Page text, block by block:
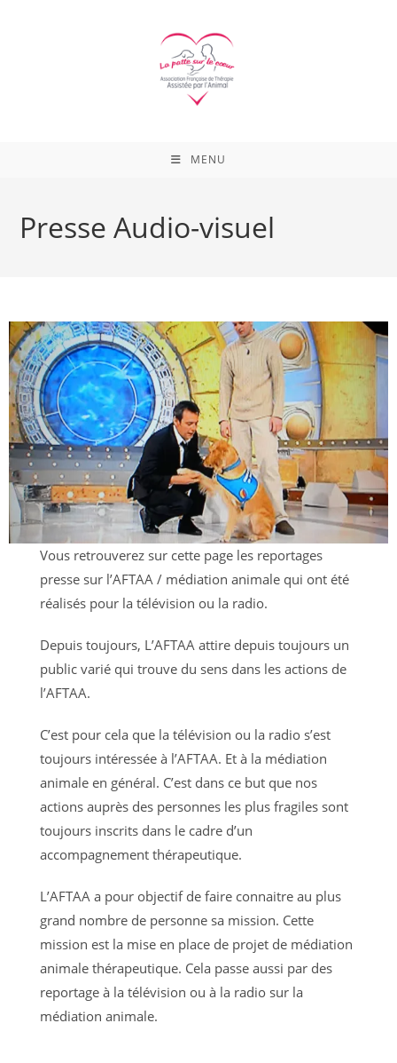
MENU
Presse Audio-visuel
Vous retrouverez sur cette page les reportages
presse sur l’AFTAA / médiation animale qui ont été
réalisés pour la télévision ou la radio.
Depuis toujours, L’AFTAA attire depuis toujours un
public varié qui trouve du sens dans les actions de
l’AFTAA.
C’est pour cela que la télévision ou la radio s’est
toujours intéressée à l’AFTAA. Et à la médiation
animale en général. C’est dans ce but que nos
actions auprès des personnes les plus fragiles sont
toujours inscrits dans le cadre d’un
accompagnement thérapeutique.
L’AFTAA a pour objectif de faire connaitre au plus
grand nombre de personne sa mission. Cette
mission est la mise en place de projet de médiation
animale thérapeutique. Cela passe aussi par des
reportage à la télévision ou à la radio sur la
médiation animale.